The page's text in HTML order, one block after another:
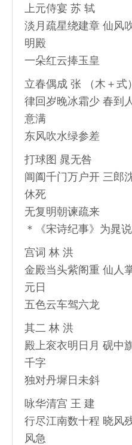
上元侍宴 苏 轼
淡月疏星绕建章 仙风
明殿
一朵红云捧玉皇
立春偶成 张 （木＋式）
律回岁晚冰霜少 春到
意满
东风吹水绿参差
打球图 晁无咎
阊阖千门万户开 三郎
休死
无复明朝谏疏来
＊《宋诗纪事》为晁
宫词 林 洪
金殿当头紫阁重 仙人
元日
五色云车驾六龙
其二 林 洪
殿上衮衣明日月 砚中
千字
独对丹墀日未斜
咏华清宫 王 建
行尽江南数十程 晓风
风急